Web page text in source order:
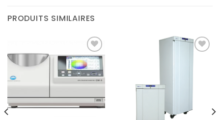
PRODUITS SIMILAIRES
Ajouter
à la liste